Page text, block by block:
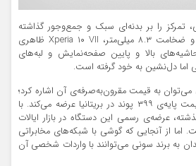
را بر بدنه‌ای سبک و جمع‌وجور گذاشته
است. با وزن تنها ۱۶۸ گرم و ضخامت ۸.۳ میلی‌متر، Xperia ۱۰ VII ظاهری
بالا و پایین صفحه‌نمایش و لبه‌های
اما دل‌نشین به خود گرفته است.
به قیمت مقرون‌به‌صرفه‌ی آن اشاره کرد؛
سونی Xperia ۱۰ VII را با قیمت پایه‌ی ۳۹۹ پوند در بریتانیا عرضه می‌کند. با
عرضه‌ی رسمی این دستگاه در بازار ایالات
اما از آنجایی که گوشی با شبکه‌های مخابراتی
به برند سونی می‌توانند با واردات شخصی آن